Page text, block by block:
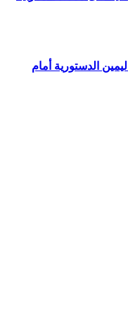
الدستورية أمام